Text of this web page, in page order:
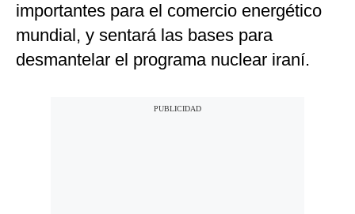
importantes para el comercio energético
mundial, y sentará las bases para
desmantelar el programa nuclear iraní.